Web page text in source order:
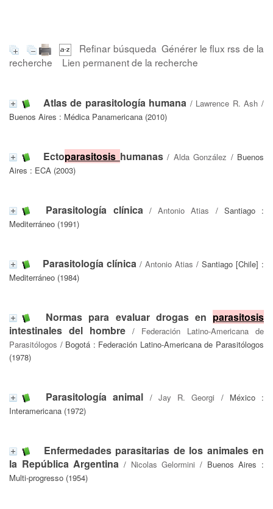
Refinar búsqueda Générer le flux rss de la
recherche
Lien permanent de la recherche
Atlas de parasitología humana / Lawrence R. Ash /
Buenos Aires : Médica Panamericana (2010)
Ectoparasitosis humanas/ Alda González / Buenos
Aires : ECA (2003)
Parasitología clínica/ Antonio Atias / Santiago :
Mediterráneo (1991)
Parasitología clínica / Antonio Atias / Santiago [Chile] :
Mediterráneo (1984)
Normas para evaluar drogas en parasitosis
intestinales del hombre / Federación Latino-Americana de
Parasitólogos / Bogotá : Federación Latino-Americana de Parasitólogos
(1978)
Parasitología animal / Jay R. Georgi / México :
Interamericana (1972)
Enfermedades parasitarias de los animales en
la República Argentina / Nicolas Gelormini / Buenos Aires :
Multi-progresso (1954)